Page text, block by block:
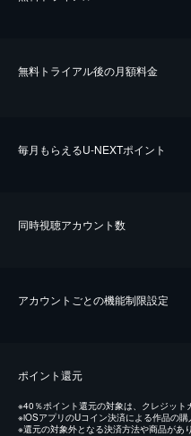
無料トライアル後の⽉額料金
毎⽉もらえるU-NEXTポイント
同時視聴アカウント数
アカウントごとの機能制限設定
ポイント還元
※40％ポイント還元の対象は、クレジット
※iOSアプリのUコイン決済による作品の
※還元の対象外となる決済方法や商品があ